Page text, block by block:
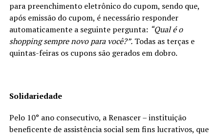
para preenchimento eletrônico do cupom, sendo que,
após emissão do cupom, é necessário responder
automaticamente a seguinte pergunta: “Qual é o
shopping sempre novo para você?”.Todas as terças e
quintas-feiras os cupons são gerados em dobro.
Solidariedade
Pelo 10° ano consecutivo, a Renascer – instituição
beneficente de assistência social sem fins lucrativos, que